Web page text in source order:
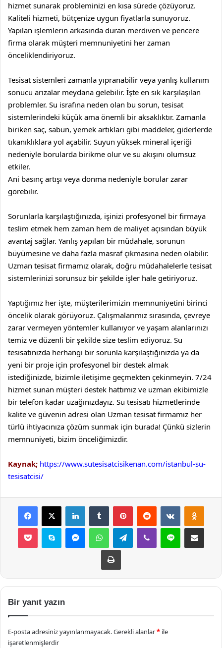
hizmet sunarak probleminizi en kısa sürede çözüyoruz.
Kaliteli hizmeti, bütçenize uygun fiyatlarla sunuyoruz.
Yapılan işlemlerin arkasında duran merdiven ve pencere
firma olarak müşteri memnuniyetini her zaman
önceliklendiriyoruz.
Tesisat sistemleri zamanla yıpranabilir veya yanlış kullanım
sonucu arızalar meydana gelebilir. İşte en sık karşılaşılan
problemler. Su israfına neden olan bu sorun, tesisat
sistemlerindeki küçük ama önemli bir aksaklıktır. Zamanla
biriken saç, sabun, yemek artıkları gibi maddeler, giderlerde
tıkanıklıklara yol açabilir. Suyun yüksek mineral içeriği
nedeniyle borularda birikme olur ve su akışını olumsuz
etkiler.
Ani basınç artışı veya donma nedeniyle borular zarar
görebilir.
Sorunlarla karşılaştığınızda, işinizi profesyonel bir firmaya
teslim etmek hem zaman hem de maliyet açısından büyük
avantaj sağlar. Yanlış yapılan bir müdahale, sorunun
büyümesine ve daha fazla masraf çıkmasına neden olabilir.
Uzman tesisat firmamız olarak, doğru müdahalelerle tesisat
sistemlerinizi sorunsuz bir şekilde işler hale getiriyoruz.
Yaptığımız her işte, müşterilerimizin memnuniyetini birinci
öncelik olarak görüyoruz. Çalışmalarımız sırasında, çevreye
zarar vermeyen yöntemler kullanıyor ve yaşam alanlarınızı
temiz ve düzenli bir şekilde size teslim ediyoruz. Su
tesisatınızda herhangi bir sorunla karşılaştığınızda ya da
yeni bir proje için profesyonel bir destek almak
istediğinizde, bizimle iletişime geçmekten çekinmeyin. 7/24
hizmet sunan müşteri destek hattımız ve uzman ekibimizle
bir telefon kadar uzağınızdayız. Su tesisatı hizmetlerinde
kalite ve güvenin adresi olan Uzman tesisat firmamız her
türlü ihtiyacınıza çözüm sunmak için burada! Çünkü sizlerin
memnuniyeti, bizim önceliğimizdir.
Kaynak; https://www.sutesisatcisikenan.com/istanbul-su-
tesisatcisi/
Facebook
X LinkedInTumblr PinterestReddit VKontakte
Pocket Skype MessengerWhatsAppTelegramViber Line E-Posta ile
Yazdır
Bir yanıt yazın
E-posta adresiniz yayınlanmayacak.Gerekli alanlar* ile
işaretlenmişlerdir